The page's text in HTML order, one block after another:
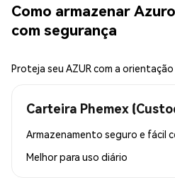
Como armazenar
com segurança
Proteja seu AZUR com a
Carteira Phemex
Armazenamento seguro e fácil
Melhor para uso diário